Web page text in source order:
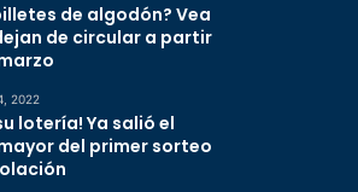
de algodón? Vea
de circular a partir
2022
lotería! Ya salió el
del primer sorteo